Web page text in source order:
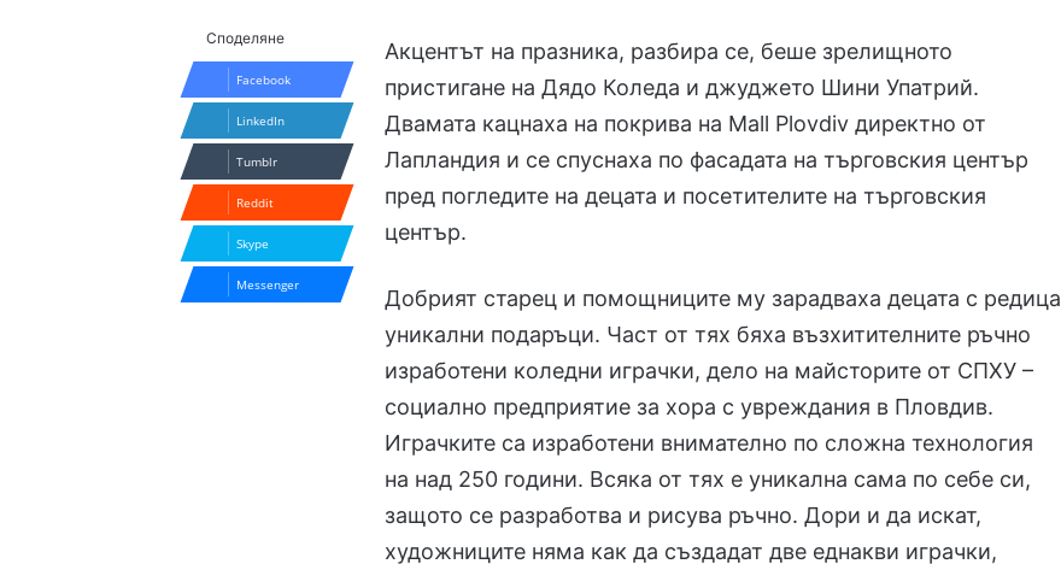
Акцентът на празника, разбира се, беше зрелищното
пристигане на Дядо Коледа и джуджето Шини Упатрий.
Двамата кацнаха на покрива на Mall Plovdiv директно от
Лапландия и се спуснаха по фасадата на търговския център
пред погледите на децата и посетителите на търговския
център.
Добрият старец и помощниците му зарадваха децата с редица
уникални подаръци. Част от тях бяха възхитителните ръчно
изработени коледни играчки, дело на майсторите от СПХУ –
социално предприятие за хора с увреждания в Пловдив.
Играчките са изработени внимателно по сложна технология
на над 250 години. Всяка от тях е уникална сама по себе си,
защото се разработва и рисува ръчно. Дори и да искат,
художниците няма как да създадат две еднакви играчки,
Споделяне
Facebook
LinkedIn
Tumblr
Reddit
Skype
Messenger